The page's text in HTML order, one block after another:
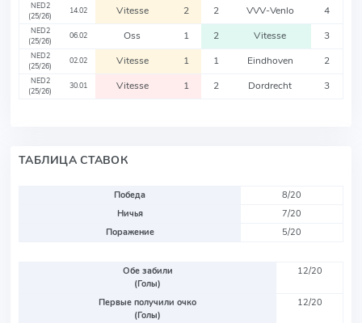
NED2
(25/26)
14.02 Vitesse 2 2 VVV-Venlo 4
NED2
(25/26)
06.02 Oss 1 2 Vitesse 3
NED2
(25/26)
02.02 Vitesse 1 1 Eindhoven 2
NED2
(25/26)
30.01 Vitesse 1 2 Dordrecht 3
ТАБЛИЦА СТАВОК
Победа
8/20
Ничья
7/20
Поражение
5/20
Обе забили
(Голы)
12/20
Первые получили очко
(Голы)
12/20